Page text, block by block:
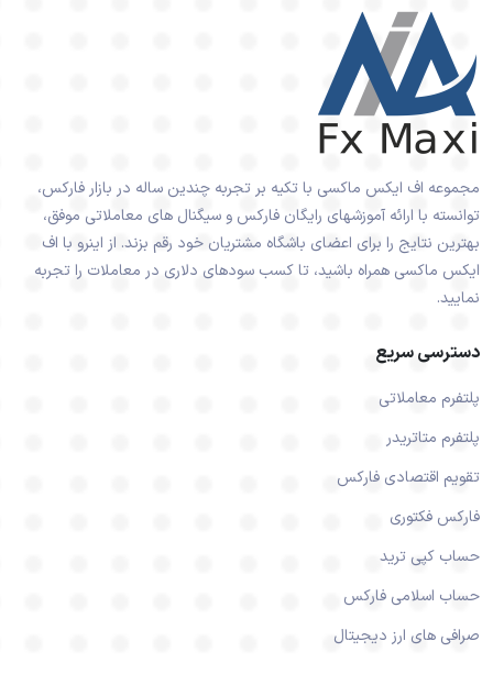
مجموعه اف ایکس ماکسی با تکیه بر تجربه چندین ساله در بازار فارکس،
توانسته با ارائه آموزشهای رایگان فارکس و سیگنال های معاملاتی موفق،
بهترین نتایج را برای اعضای باشگاه مشتریان خود رقم بزند. از اینرو با اف
ایکس ماکسی همراه باشید، تا کسب سودهای دلاری در معاملات را تجربه
نمایید.
دسترسی سریع
پلتفرم معاملاتی
پلتفرم متاتریدر
تقویم اقتصادی فارکس
فارکس فکتوری
حساب کپی ترید
حساب اسلامی فارکس
صرافی های ارز دیجیتال